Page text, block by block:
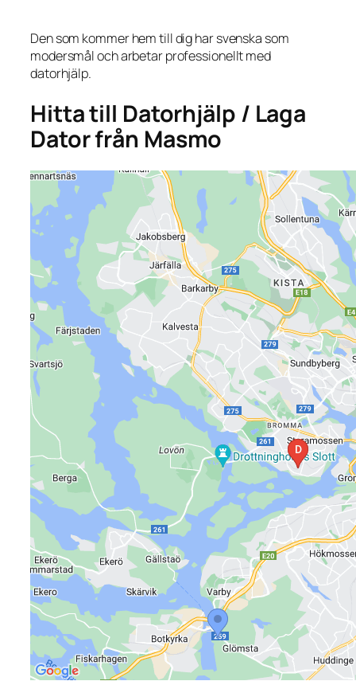
Den som kommer hem till dig har svenska som
modersmål och arbetar professionellt med
datorhjälp.
Hitta till Datorhjälp / Laga
Dator från Masmo